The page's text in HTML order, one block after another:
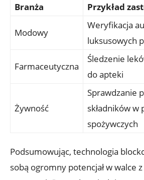
Branża Przykład
Modowy
Weryfikacja
luksusowych
Farmaceutyczna
Śledzenie
do apteki
Żywność
Sprawdzanie
składników w
spożywczych
Podsumowując, technologia
sobą ogromny potencjał w walce